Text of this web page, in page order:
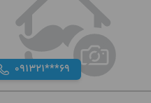
091321***69